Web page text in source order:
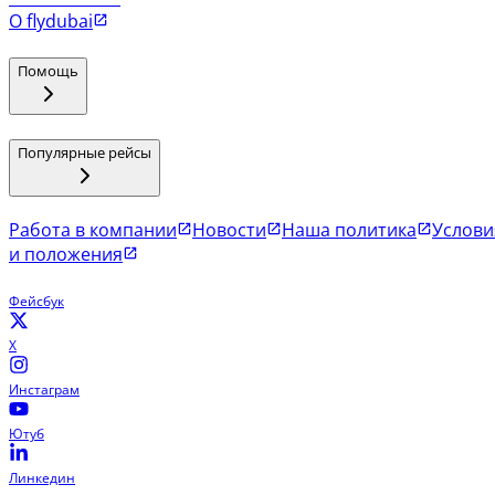
О flydubai
Помощь
Популярные рейсы
Работа в компании Новости Наша политика
и положения
Фейсбук
X
Инстаграм
Ютуб
Линкедин